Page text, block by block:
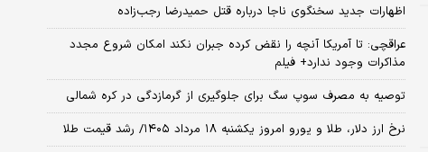
اظهارات جدید سخنگوی ناجا درباره قتل حمیدرضا رجب‌زاده
عراقچی: تا آمریکا آنچه را نقض کرده جبران نکند امکان شروع مجدد
مذاکرات وجود ندارد+ فیلم
توصیه به مصرف سوپ سگ برای جلوگیری از گرمازدگی در کره شمالی
نرخ ارز دلار، طلا و یورو امروز یکشنبه ۱۸ مرداد ۱۴۰۵/ رشد قیمت طلا